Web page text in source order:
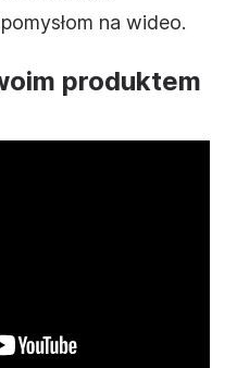
na wideo.
produktem